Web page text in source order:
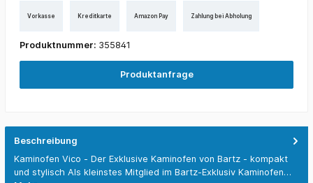
Vorkasse Kreditkarte Amazon Pay Zahlung bei Abholung
Produktnummer: 355841
Produktanfrage
Beschreibung
Kaminofen Vico - Der Exklusive Kaminofen von Bartz - kompakt
und stylisch Als kleinstes Mitglied im Bartz-Exklusiv Kaminofen…